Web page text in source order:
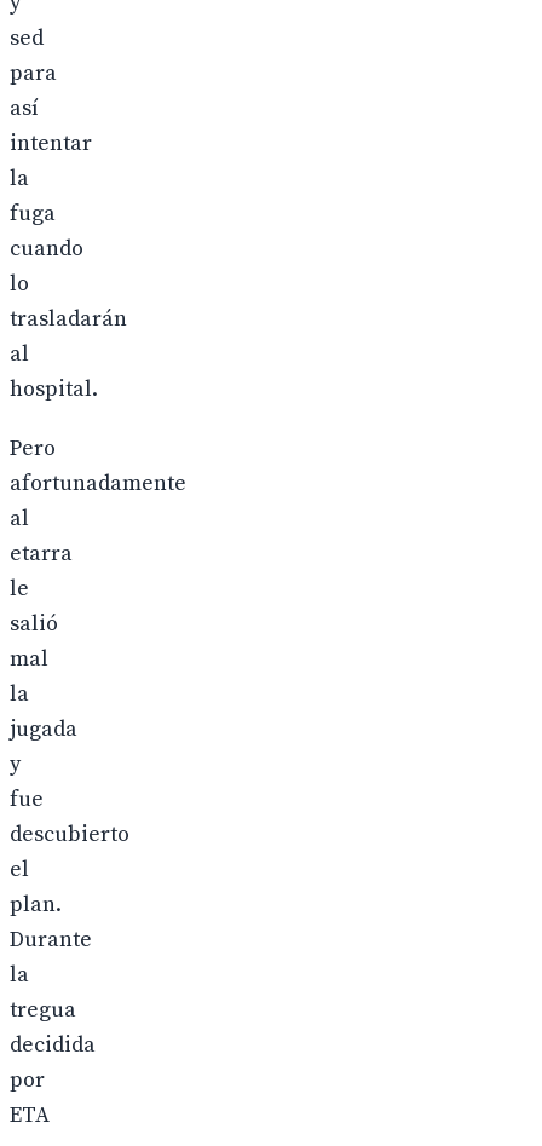
sed
para
así
intentar
la
fuga
cuando
lo
trasladarán
al
hospital.
Pero
afortunadamente
al
etarra
le
salió
mal
la
jugada
y
fue
descubierto
el
plan.
Durante
la
tregua
decidida
por
ETA